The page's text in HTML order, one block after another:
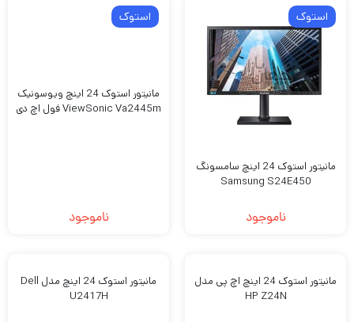
استوک
مانیتور استوک 24 اینچ سامسونگ
Samsung S24E450
ناموجود
استوک
مانیتور استوک 24 اینچ ویوسونیک
ViewSonic Va2445m فول اچ دی
ناموجود
مانیتور استوک 24 اینچ اچ پی مدل
HP Z24N
مانیتور استوک 24 اینچ مدل Dell
U2417H